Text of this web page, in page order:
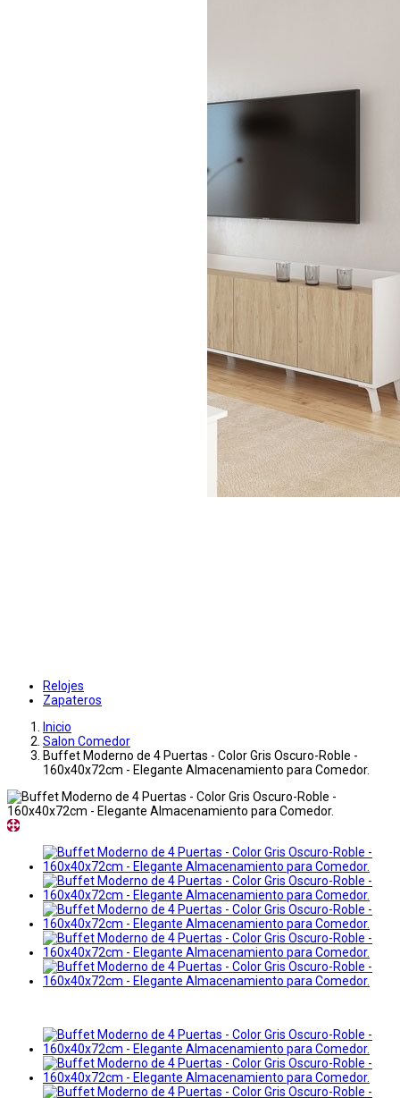
Relojes
Zapateros
Inicio
Salon Comedor
Buffet Moderno de 4 Puertas - Color Gris Oscuro-Roble -
160x40x72cm - Elegante Almacenamiento para Comedor.